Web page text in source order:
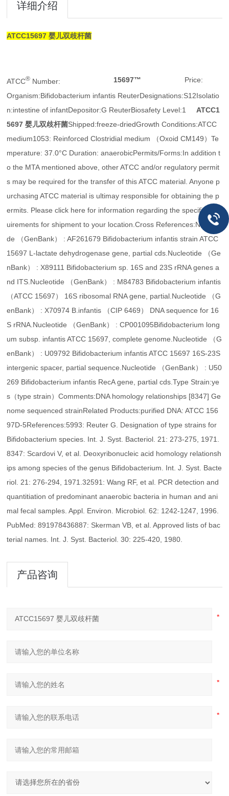
详细介绍
ATCC15697 婴儿双歧杆菌
ATCC® Number: 15697™
Price:
Organism:Bifidobacterium infantis ReuterDesignations:S12Isolatio
n:intestine of infantDepositor:G ReuterBiosafety Level:1 ATCC1
5697 婴儿双歧杆菌Shipped:freeze-driedGrowth Conditions:ATCC
medium1053: Reinforced Clostridial medium （Oxoid CM149）Te
mperature: 37.0°C Duration: anaerobicPermits/Forms:In addition t
o the MTA mentioned above, other ATCC and/or regulatory permit
s may be required for the transfer of this ATCC material. Anyone p
urchasing ATCC material is ultimay responsible for obtaining the p
ermits. Please click here for information regarding the specific req
uirements for shipment to your location.Cross References:Nucleoti
de （GenBank） : AF261679 Bifidobacterium infantis strain ATCC
15697 L-lactate dehydrogenase gene, partial cds.Nucleotide （Ge
nBank） : X89111 Bifidobacterium sp. 16S and 23S rRNA genes a
nd ITS.Nucleotide （GenBank） : M84783 Bifidobacterium infantis
（ATCC 15697） 16S ribosomal RNA gene, partial.Nucleotide （G
enBank） : X70974 B.infantis （CIP 6469） DNA sequence for 16
S rRNA.Nucleotide （GenBank） : CP001095Bifidobacterium long
um subsp. infantis ATCC 15697, complete genome.Nucleotide （G
enBank） : U09792 Bifidobacterium infantis ATCC 15697 16S-23S
intergenic spacer, partial sequence.Nucleotide （GenBank） : U50
269 Bifidobacterium infantis RecA gene, partial cds.Type Strain:ye
s（type strain）Comments:DNA homology relationships [8347] Ge
nome sequenced strainRelated Products:purified DNA: ATCC 156
97D-5References:5993: Reuter G. Designation of type strains for
Bifidobacterium species. Int. J. Syst. Bacteriol. 21: 273-275, 1971.
8347: Scardovi V, et al. Deoxyribonucleic acid homology relationsh
ips among species of the genus Bifidobacterium. Int. J. Syst. Bacte
riol. 21: 276-294, 1971.32591: Wang RF, et al. PCR detection and
quantitiation of predominant anaerobic bacteria in human and ani
mal fecal samples. Appl. Environ. Microbiol. 62: 1242-1247, 1996.
PubMed: 891978436887: Skerman VB, et al. Approved lists of bac
terial names. Int. J. Syst. Bacteriol. 30: 225-420, 1980.
产品咨询